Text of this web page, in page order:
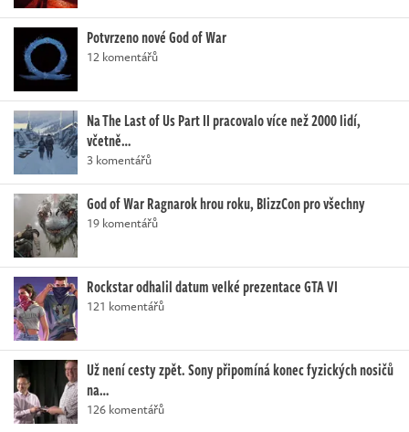
Potvrzeno nové God of War
12 komentářů
Na The Last of Us Part II pracovalo více než 2000 lidí,
včetně…
3 komentářů
God of War Ragnarok hrou roku, BlizzCon pro všechny
19 komentářů
Rockstar odhalil datum velké prezentace GTA VI
121 komentářů
Už není cesty zpět. Sony připomíná konec fyzických nosičů
na…
126 komentářů